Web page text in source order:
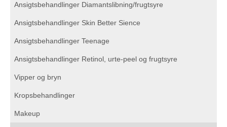
Ansigtsbehandlinger Diamantslibning/frugtsyre
Ansigtsbehandlinger Skin Better Sience
Ansigtsbehandlinger Teenage
Ansigtsbehandlinger Retinol, urte-peel og frugtsyre
Vipper og bryn
Kropsbehandlinger
Makeup